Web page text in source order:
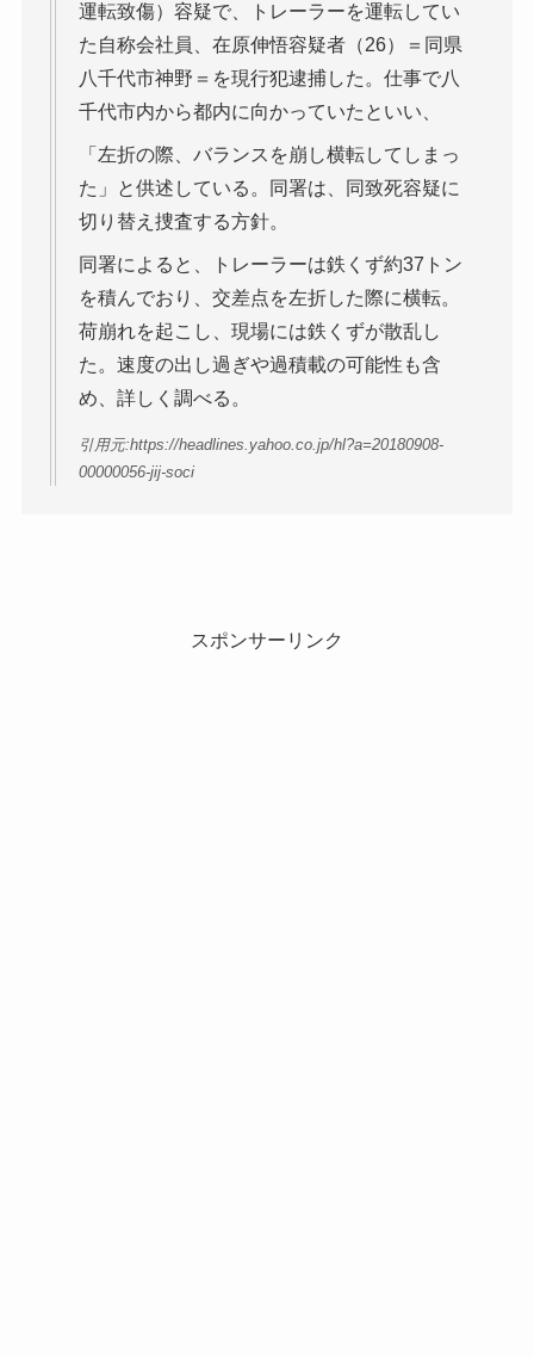
運転致傷）容疑で、トレーラーを運転してい
た自称会社員、在原伸悟容疑者（26）＝同県
八千代市神野＝を現行犯逮捕した。仕事で八
千代市内から都内に向かっていたといい、
「左折の際、バランスを崩し横転してしまっ
た」と供述している。同署は、同致死容疑に
切り替え捜査する方針。
同署によると、トレーラーは鉄くず約37トン
を積んでおり、交差点を左折した際に横転。
荷崩れを起こし、現場には鉄くずが散乱し
た。速度の出し過ぎや過積載の可能性も含
め、詳しく調べる。
引用元:https://headlines.yahoo.co.jp/hl?a=20180908-
00000056-jij-soci
スポンサーリンク